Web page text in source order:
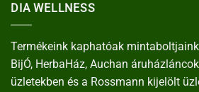
DIA WELLNESS
Termékeink kaphatóak
BijÓ, HerbaHáz, Auchan
üzletekben és a Rossmann kijelölt